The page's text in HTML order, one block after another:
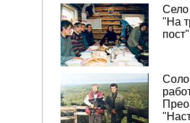
"На